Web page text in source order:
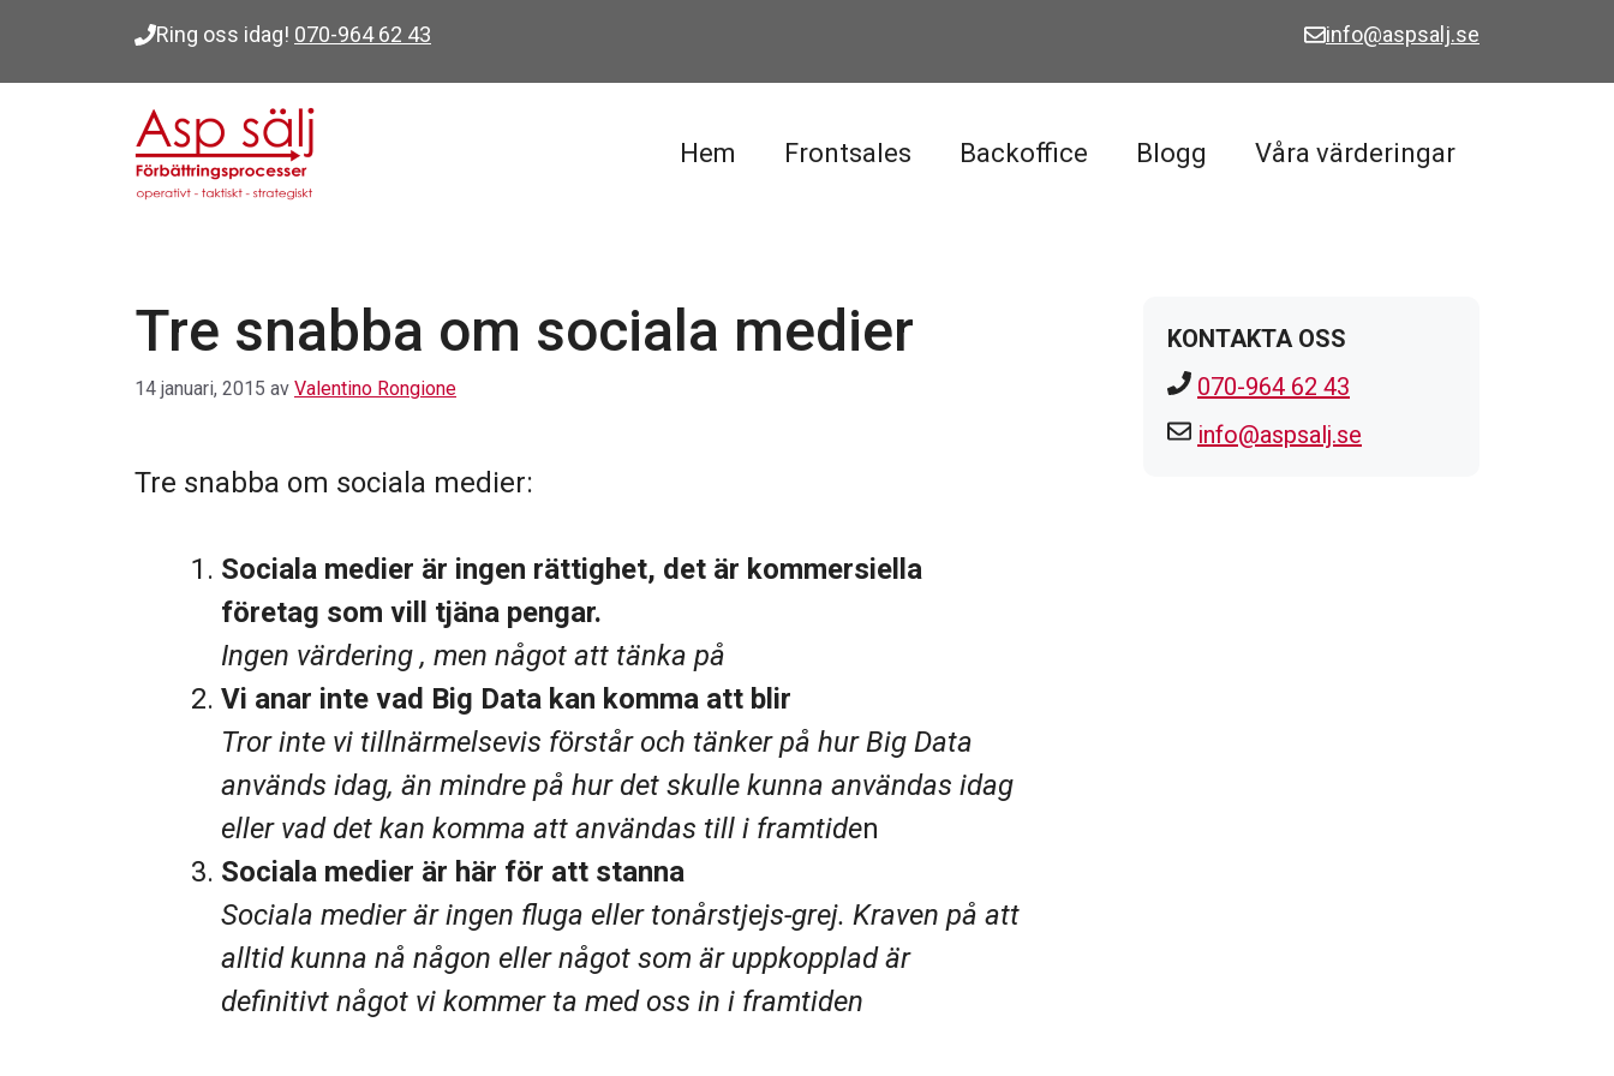
info@aspsalj.se
Ring oss idag! 070-964 62 43
Hem Frontsales Backoffice Blogg Våra värderingar
Tre snabba om sociala medier
14 januari, 2015 av Valentino Rongione
Tre snabba om sociala medier:
Sociala medier är ingen rättighet, det är kommersiella
företag som vill tjäna pengar.
Ingen värdering , men något att tänka på
Vi anar inte vad Big Data kan komma att blir
Tror inte vi tillnärmelsevis förstår och tänker på hur Big Data
används idag, än mindre på hur det skulle kunna användas idag
eller vad det kan komma att användas till i framtiden
Sociala medier är här för att stanna
Sociala medier är ingen fluga eller tonårstjejs-grej. Kraven på att
alltid kunna nå någon eller något som är uppkopplad är
definitivt något vi kommer ta med oss in i framtiden
KONTAKTA OSS
070-964 62 43
info@aspsalj.se